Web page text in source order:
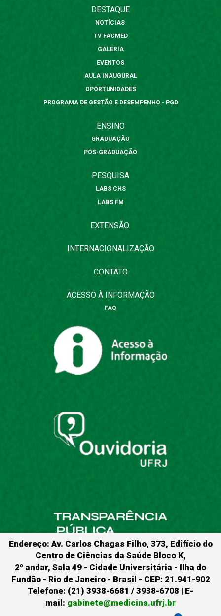
DESTAQUE
NOTÍCIAS
TV FACMED
GALERIA
EVENTOS
AULA INAUGURAL
OPORTUNIDADES
PROGRAMA DE GESTÃO E DESEMPENHO - PGD
ENSINO
GRADUAÇÃO
PÓS-GRADUAÇÃO
PESQUISA
LABS CHS
LABS FM
EXTENSÃO
INTERNACIONALIZAÇÃO
CONTATO
ACESSO À INFORMAÇÃO
FAQ
Endereço: Av. Carlos Chagas Filho, 373, Edifício do
Centro de Ciências da Saúde Bloco K,
2º andar, Sala 49 - Cidade Universitária - Ilha do
Fundão - Rio de Janeiro - Brasil - CEP: 21.941-902
Telefone: (21) 3938-6681 / 3938-6708 | E-
mail: gabinete@medicina.ufrj.br